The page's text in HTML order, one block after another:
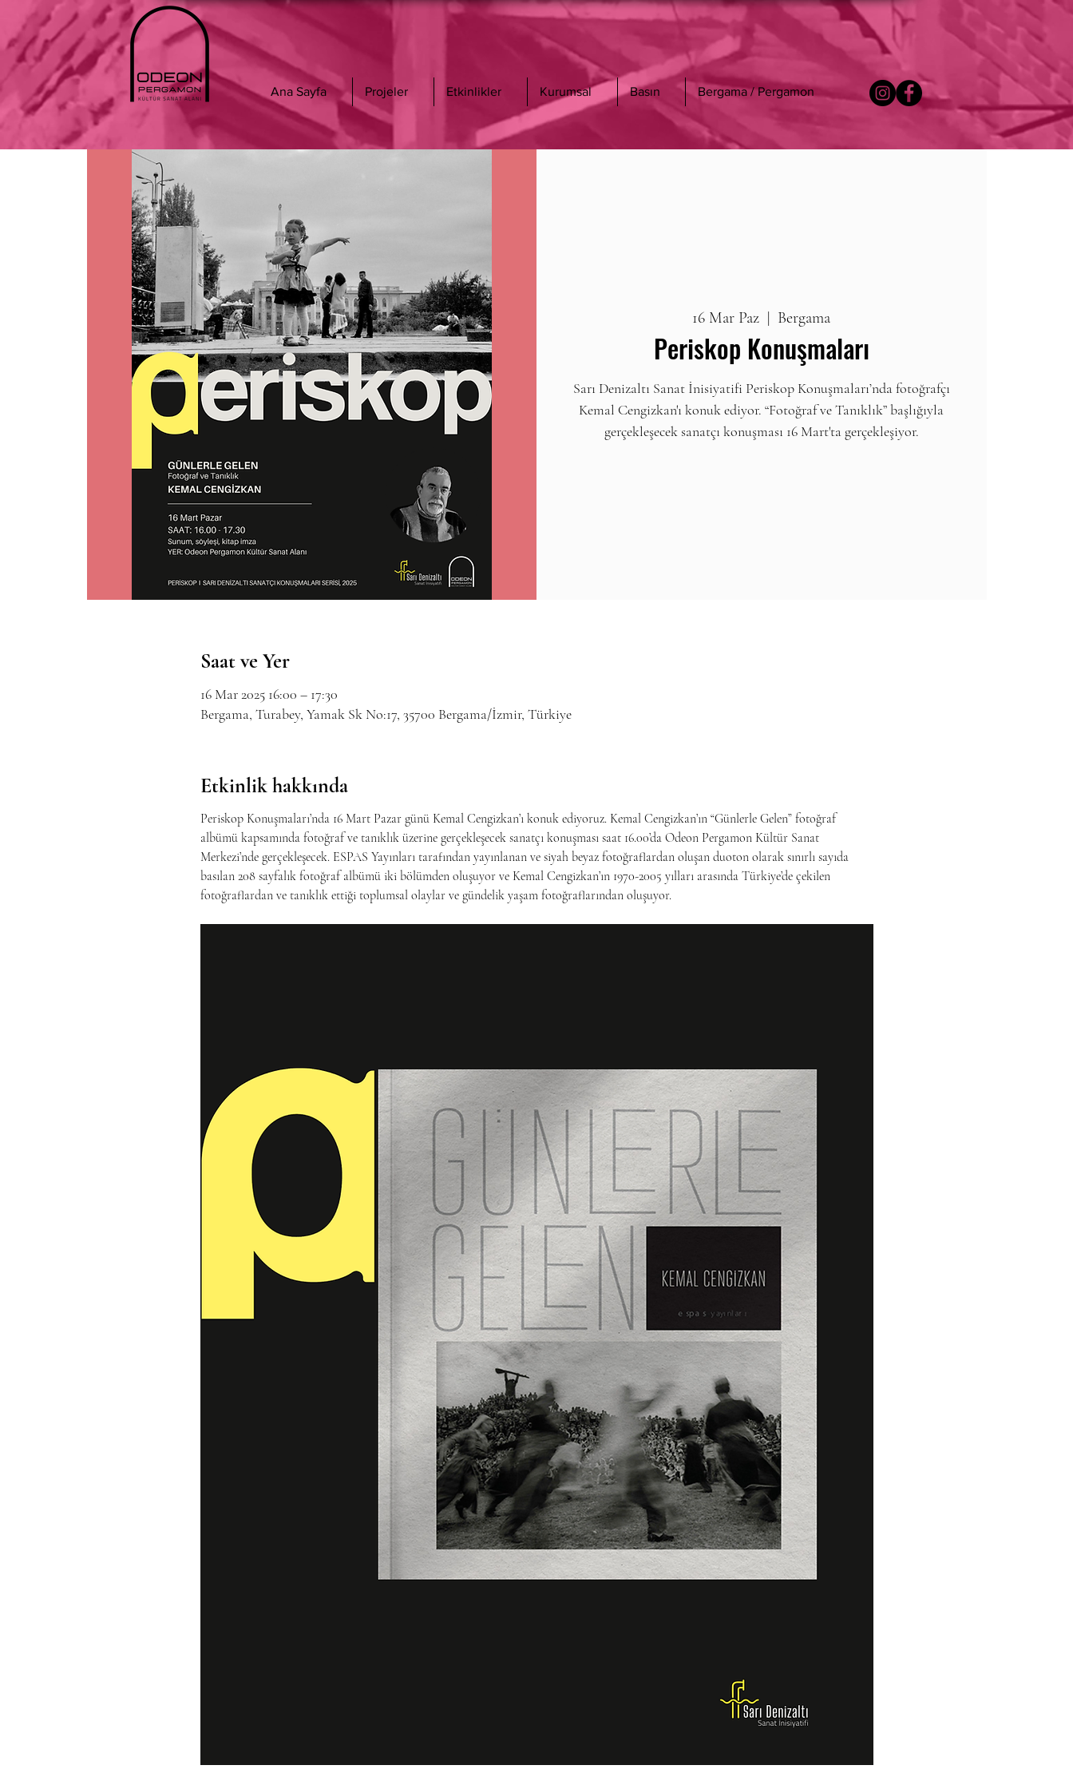
Ana Sayfa Projeler Etkinlikler Kurumsal Basın Bergama / Pergamon
16 Mar Paz
  |
Bergama
Periskop Konuşmaları
Sarı Denizaltı Sanat İnisiyatifi Periskop Konuşmaları’nda fotoğrafçı
Kemal Cengizkan'ı konuk ediyor. “Fotoğraf ve Tanıklık” başlığıyla
gerçekleşecek sanatçı konuşması 16 Mart'ta gerçekleşiyor.
Saat ve Yer
16 Mar 2025 16:00 – 17:30
Bergama, Turabey, Yamak Sk No:17, 35700 Bergama/İzmir, Türkiye
Etkinlik hakkında
Periskop Konuşmaları’nda 16 Mart Pazar günü Kemal Cengizkan’ı konuk ediyoruz. Kemal Cengizkan’ın “Günlerle Gelen” fotoğraf
albümü kapsamında fotoğraf ve tanıklık üzerine gerçekleşecek sanatçı konuşması saat 16.00’da Odeon Pergamon Kültür Sanat
Merkezi’nde gerçekleşecek. ESPAS Yayınları tarafından yayınlanan ve siyah beyaz fotoğraflardan oluşan duoton olarak sınırlı sayıda
basılan 208 sayfalık fotoğraf albümü iki bölümden oluşuyor ve Kemal Cengizkan’ın 1970-2005 yılları arasında Türkiye’de çekilen
fotoğraflardan ve tanıklık ettiği toplumsal olaylar ve gündelik yaşam fotoğraflarından oluşuyor.